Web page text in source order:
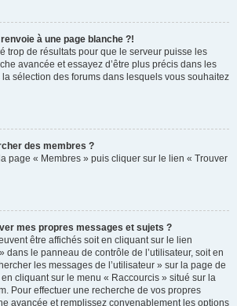
à une page blanche ?!
trop de résultats pour que le serveur puisse les
avancée et essayez d’être plus précis dans les
sélection des forums dans lesquels vous souhaitez
des membres ?
page « Membres » puis cliquer sur le lien « Trouver
mes propres messages et sujets ?
être affichés soit en cliquant sur le lien
dans le panneau de contrôle de l’utilisateur, soit en
les messages de l’utilisateur » sur la page de
cliquant sur le menu « Raccourcis » situé sur la
Pour effectuer une recherche de vos propres
avancée et remplissez convenablement les options